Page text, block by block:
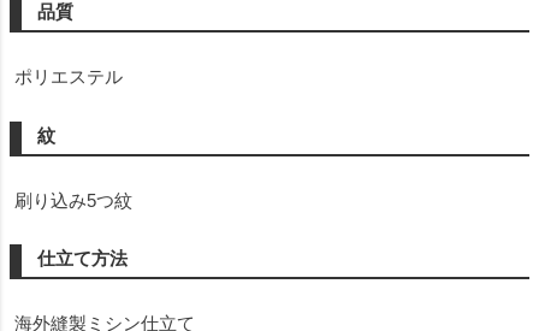
品質
ポリエステル
紋
刷り込み5つ紋
仕立て方法
海外縫製ミシン仕立て